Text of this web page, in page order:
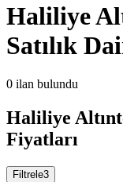
Haliliye
Satılık
0 ilan bulundu
Haliliye
Fiyatları
Filtrele3